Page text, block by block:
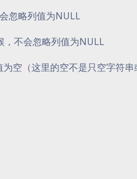
忽略列值为NULL
，不会忽略列值为NULL
空（这里的空不是只空字符